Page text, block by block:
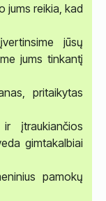
jums reikia, kad
jūsų
jums tinkantį
pritaikytas
įtraukiančios
gimtakalbiai
pamokų